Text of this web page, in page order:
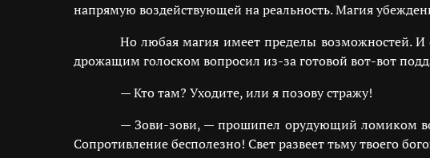
напрямую воздействующей на реальность. Магия
Но любая магия имеет пределы возможностей. И
дрожащим голоском вопросил из-за готовой вот-вот
— Кто там? Уходите, или я позову стражу!
— Зови-зови, — прошипел орудующий ломиком
Сопротивление бесполезно! Свет развеет тьму твоего